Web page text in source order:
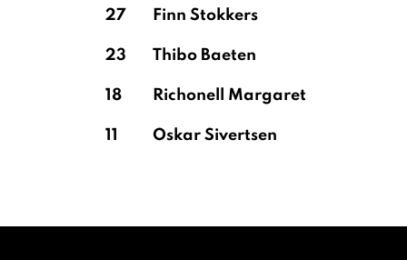
27 Finn Stokkers
23 Thibo Baeten
18 Richonell Margaret
11 Oskar Sivertsen